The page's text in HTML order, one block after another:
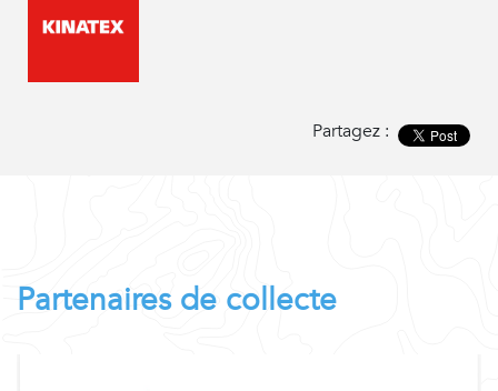
Partagez :
Partenaires de collecte